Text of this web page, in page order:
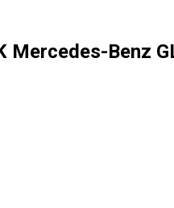
Mercedes-Benz